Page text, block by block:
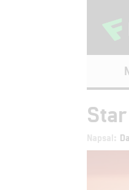
Napsal: